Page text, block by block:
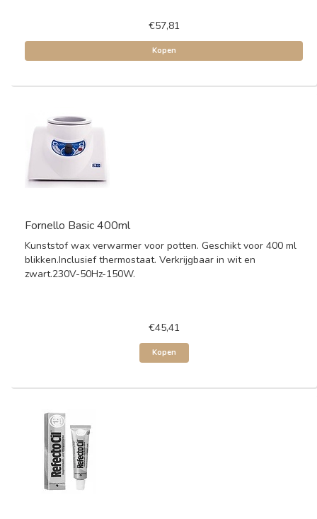
€57,81
Kopen
Fornello Basic 400ml
Kunststof wax verwarmer voor potten. Geschikt voor 400 ml
blikken.Inclusief thermostaat. Verkrijgbaar in wit en
zwart.230V-50Hz-150W.
€45,41
Kopen